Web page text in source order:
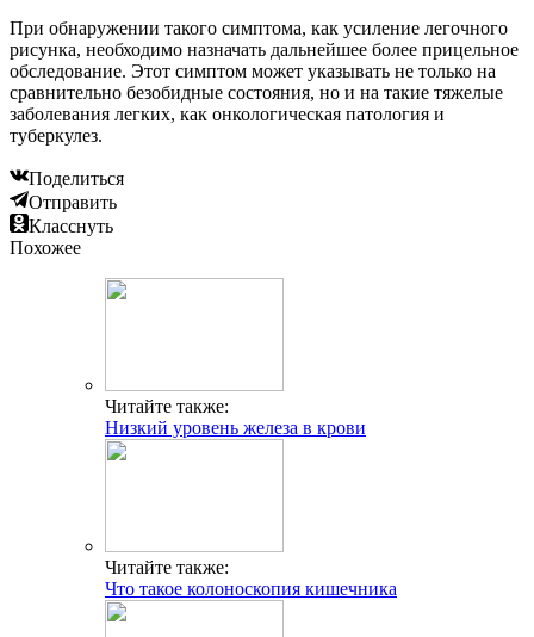
При обнаружении такого симптома, как усиление легочного
рисунка, необходимо назначать дальнейшее более прицельное
обследование. Этот симптом может указывать не только на
сравнительно безобидные состояния, но и на такие тяжелые
заболевания легких, как онкологическая патология и
туберкулез.
Поделиться
Отправить
Класснуть
Похожее
Читайте также:
Низкий уровень железа в крови
Читайте также:
Что такое колоноскопия кишечника